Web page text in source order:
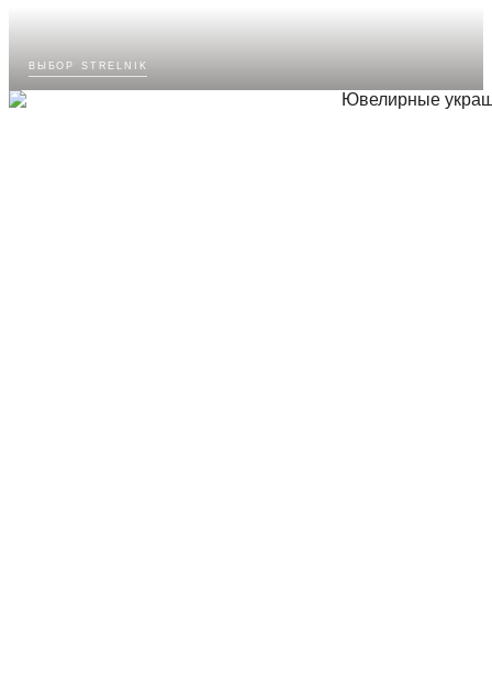
выбор strelnik